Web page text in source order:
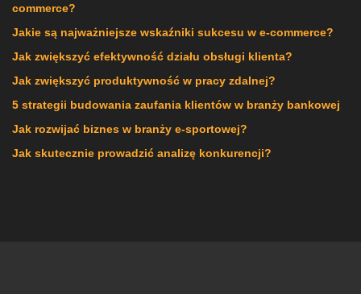
commerce?
Jakie są najważniejsze wskaźniki sukcesu w e-commerce?
Jak zwiększyć efektywność działu obsługi klienta?
Jak zwiększyć produktywność w pracy zdalnej?
5 strategii budowania zaufania klientów w branży bankowej
Jak rozwijać biznes w branży e-sportowej?
Jak skutecznie prowadzić analizę konkurencji?